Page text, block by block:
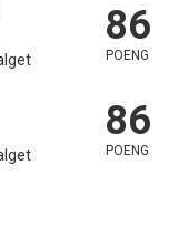
86
POENG
86
POENG